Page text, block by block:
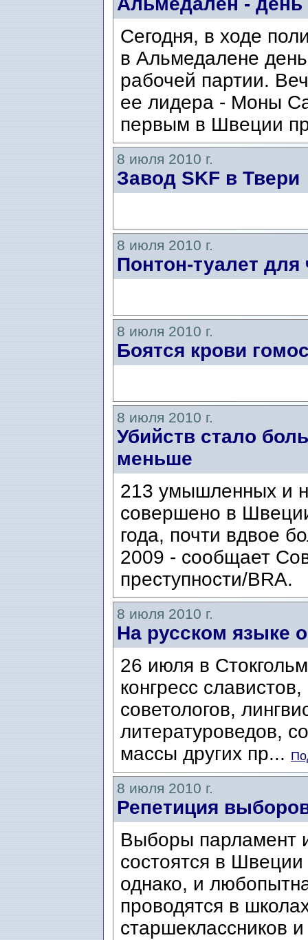
Сегодня, в ходе
в Альмедалене
рабочей партии.
ее лидера - Моны
первым в Швеции
8 июля 2010 г.
Завод SKF в Твери
8 июля 2010 г.
Понтон-туалет для
8 июля 2010 г.
Боятся крови
8 июля 2010 г.
Убийств стало
меньше
213 умышленных и
совершено в
года, почти вдвое
2009 - сообщает
преступности/BRA.
8 июля 2010 г.
На русском языке
26 июля в
конгресс
советологов,
литературоведов,
массы других пр...
8 июля 2010 г.
Репетиция
Выборы парламент
состоятся в
однако, и
проводятся в
старшеклассников